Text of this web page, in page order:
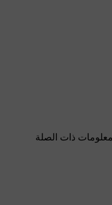
ذات الصلة